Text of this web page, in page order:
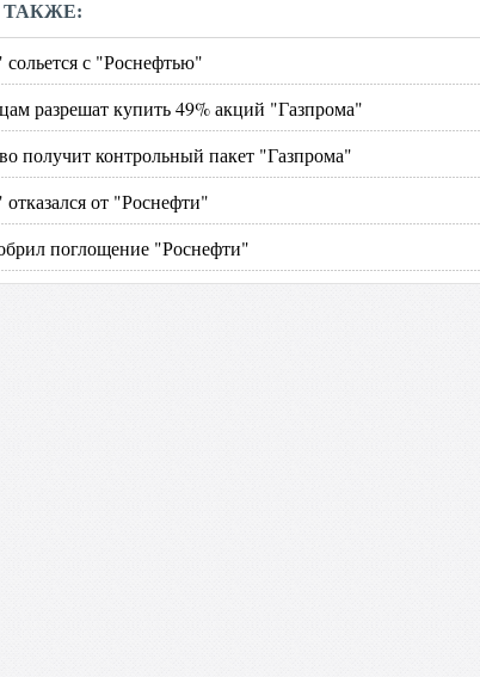
ТАКЖЕ:
с "Роснефтью"
разрешат купить 49% акций "Газпрома"
получит контрольный пакет "Газпрома"
от "Роснефти"
поглощение "Роснефти"